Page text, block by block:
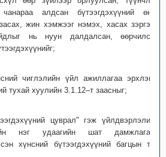
алдсан бүтээгдэхүүний өнгө
жин хэмжээг нэмэх, хасах зэргээр
нь нуун далдалсан, өөрчилсөн
чиглэлийн үйл ажиллагаа эрхлэгч"
тухай хуулийн 3.1.12–т заасныг;
цуврал" гэж үйлдвэрлэлийн
нэг удаагийн шат дамжлагаар
хүнсний бүтээгдэхүүний багцын тоо